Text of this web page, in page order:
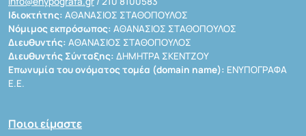
Ιδιοκτήτης: ΑΘΑΝΑΣΙΟΣ ΣΤΑΘΟΠΟΥΛΟΣ
Νόμιμος εκπρόσωπος: ΑΘΑΝΑΣΙΟΣ ΣΤΑΘΟΠΟΥΛΟΣ
Διευθυντής: ΑΘΑΝΑΣΙΟΣ ΣΤΑΘΟΠΟΥΛΟΣ
Διευθυντής Σύνταξης: ΔΗΜΗΤΡΑ ΣΚΕΝΤΖΟΥ
Επωνυμία του ονόματος τομέα (domain name): ΕΝΥΠΟΓΡΑΦΑ
Ε.Ε.
Ποιοι είμαστε